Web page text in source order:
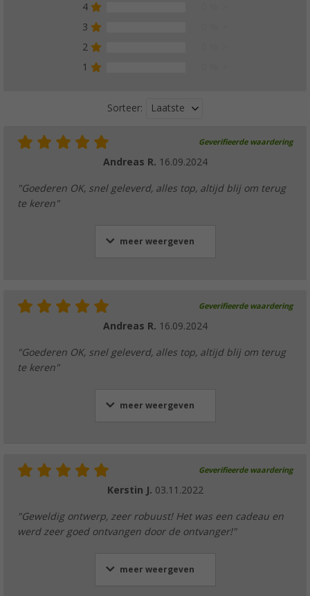
4
3
2
1
Sorteer: Laatste
Geverifieerde waardering
Andreas R. 16.09.2024
"Goederen OK, snel geleverd, alles top, altijd blij om terug
te keren"
meer weergeven
Geverifieerde waardering
Andreas R. 16.09.2024
"Goederen OK, snel geleverd, alles top, altijd blij om terug
te keren"
meer weergeven
Geverifieerde waardering
Kerstin J. 03.11.2022
"Geweldig ontwerp, zeer robuust! Het was een cadeau en
werd zeer goed ontvangen door de ontvanger!"
meer weergeven